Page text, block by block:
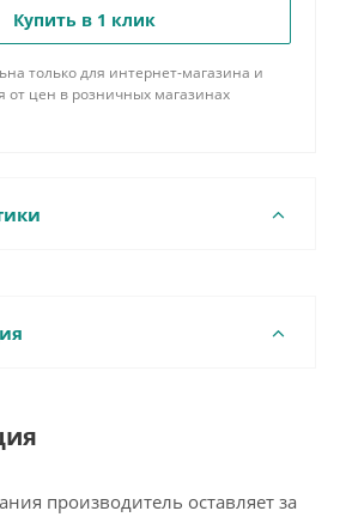
Купить в 1 клик
только для интернет-магазина и
от цен в розничных магазинах
производитель оставляет за